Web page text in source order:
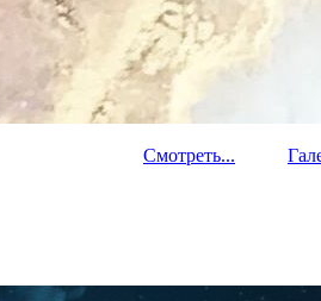
Смотреть...